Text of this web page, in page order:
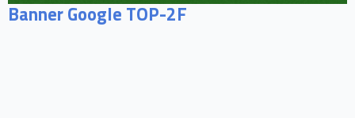
Banner Google TOP-2F